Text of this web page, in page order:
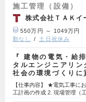
施工管理（設備）
株式会社ＴＡＫイ
550万円 ～ 1049万円
勤なし
土日祝休み
『 建物の電気・給
タルエンジニアリ
社会の環境づくり
【仕事内容】 ★電気工事に
工計画の作成 2. 現場管理（